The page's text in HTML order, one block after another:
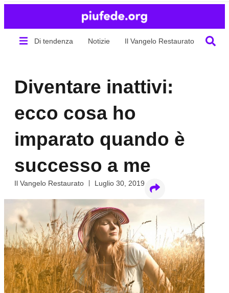
Di tendenza Notizie Il Vangelo Restaurato Chi
Diventare inattivi:
ecco cosa ho
imparato quando è
successo a me
Il Vangelo Restaurato Luglio 30, 2019